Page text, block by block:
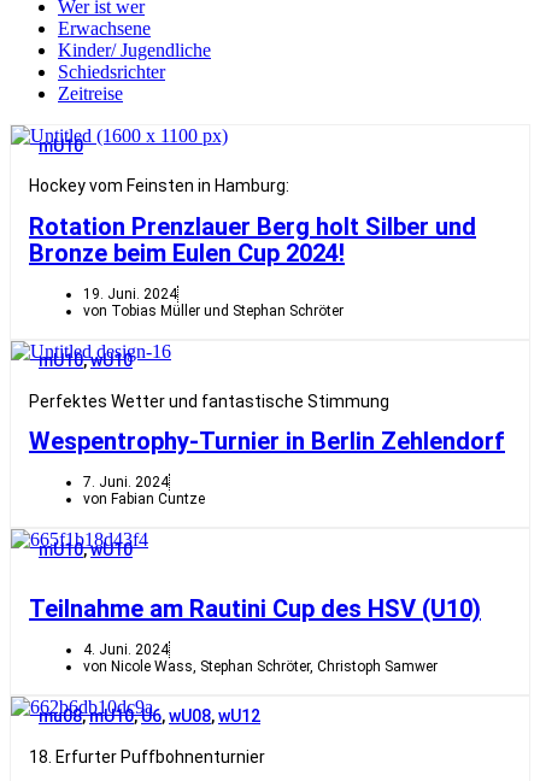
Wer ist wer
Erwachsene
Kinder/ Jugendliche
Schiedsrichter
Zeitreise
mU10
Hockey vom Feinsten in Hamburg:
Rotation Prenzlauer Berg holt Silber und
Bronze beim Eulen Cup 2024!
19. Juni. 2024
von Tobias Müller und Stephan Schröter
mU10,wU10
Perfektes Wetter und fantastische Stimmung
Wespentrophy-Turnier in Berlin Zehlendorf
7. Juni. 2024
von Fabian Cuntze
mU10,wU10
Teilnahme am Rautini Cup des HSV (U10)
4. Juni. 2024
von Nicole Wass, Stephan Schröter, Christoph Samwer
mu08,mU10,U6,wU08,wU12
18. Erfurter Puffbohnenturnier